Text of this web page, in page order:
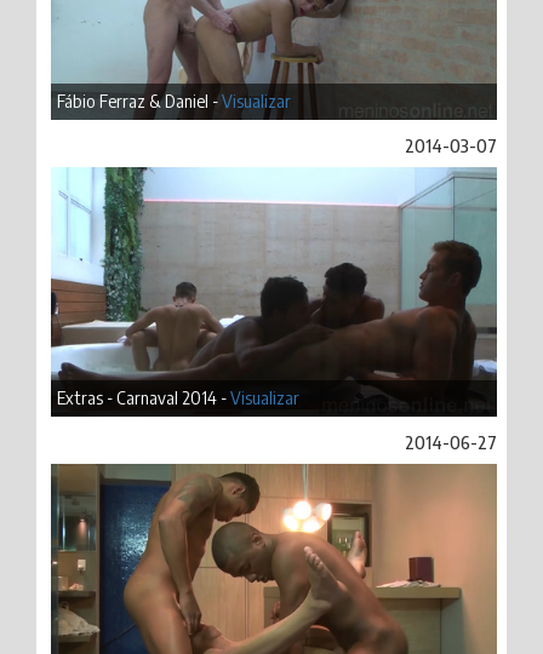
Fábio Ferraz & Daniel -Visualizar
2014-03-07
Extras - Carnaval 2014 -Visualizar
2014-06-27